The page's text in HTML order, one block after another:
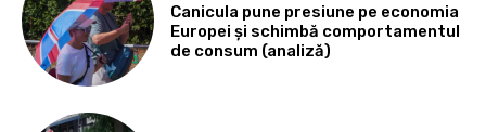
Canicula pune presiune pe economia
Europei și schimbă comportamentul
de consum (analiză)